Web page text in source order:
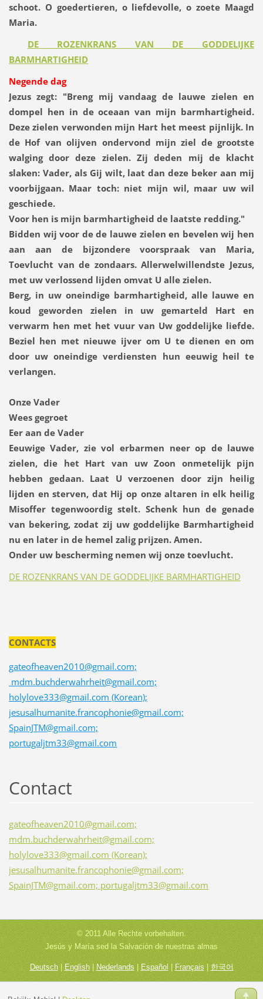
schoot. O goedertieren, o liefdevolle, o zoete Maagd
Maria.
DE ROZENKRANS VAN DE GODDELIJKE
BARMHARTIGHEID
Negende dag
Jezus zegt: "Breng mij vandaag de lauwe zielen en
dompel hen in de oceaan van mijn barmhartigheid.
Deze zielen verwonden mijn Hart het meest pijnlijk. In
de Hof van olijven ondervond mijn ziel de grootste
walging door deze zielen. Zij deden mij de klacht
slaken: Vader, als Gij wilt, laat dan deze beker aan mij
voorbijgaan. Maar toch: niet mijn wil, maar uw wil
geschiede.
Voor hen is mijn barmhartigheid de laatste redding."
Bidden wij voor de de lauwe zielen en bevelen wij hen
aan aan de bijzondere voorspraak van Maria,
Toevlucht van de zondaars. Allerwelwillendste Jezus,
met uw verlossend lijden omvat U alle zielen.
Berg, in uw oneindige barmhartigheid, alle lauwe en
koud geworden zielen in uw gemarteld Hart en
verwarm hen met het vuur van Uw goddelijke liefde.
Beziel hen met nieuwe ijver om U te dienen en om
door uw oneindige verdiensten hun eeuwig heil te
verlangen.
Onze Vader
Wees gegroet
Eer aan de Vader
Eeuwige Vader, zie vol erbarmen neer op de lauwe
zielen, die het Hart van uw Zoon onmetelijk pijn
hebben gedaan. Laat U verzoenen door zijn heilig
lijden en sterven, dat Hij op onze altaren in elk heilig
Misoffer tegenwoordig stelt. Schenk hun de genade
van bekering, zodat zij uw goddelijke Barmhartigheid
nu en later in de hemel zalig prijzen. Amen.
Onder uw bescherming nemen wij onze toevlucht.
DE ROZENKRANS VAN DE GODDELIJKE BARMHARTIGHEID
CONTACTS
gateofheaven2010@gmail.com;
mdm.buchderwahrheit@gmail.com;
holylove333@gmail.com (Korean);
jesusalhumanite.francophonie@gmail.com;
SpainJTM@gmail.com;
portugaljtm33@gmail.com
Contact
gateofheaven2010@gmail.com;
mdm.buchderwahrheit@gmail.com;
holylove333@gmail.com (Korean);
jesusalhumanite.francophonie@gmail.com;
SpainJTM@gmail.com; portugaljtm33@gmail.com
© 2011 Alle Rechte vorbehalten.
Jesús y María sed la Salvación de nuestras almas
Deutsch|English| Nederlands| Español |Français|한국어